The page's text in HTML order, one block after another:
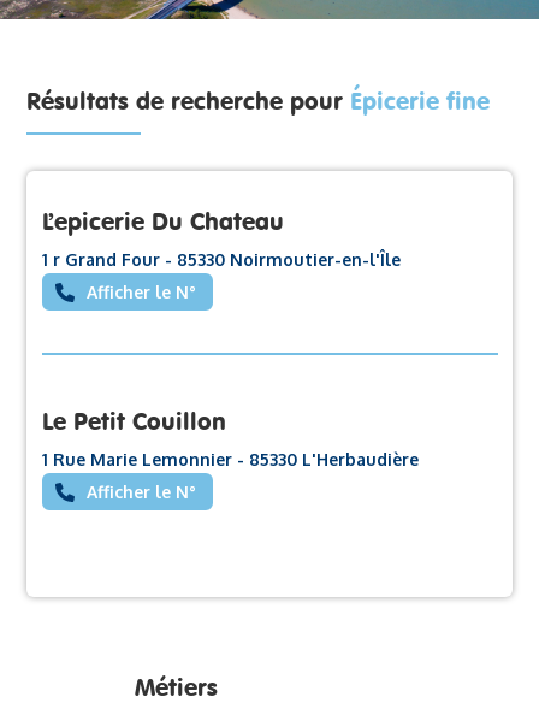
Résultats de recherche pour Épicerie fine
L’epicerie Du Chateau
1 r Grand Four - 85330 Noirmoutier-en-l'Île
Afficher le N°
Le Petit Couillon
1 Rue Marie Lemonnier - 85330 L'Herbaudière
Afficher le N°
Métiers